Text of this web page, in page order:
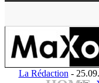
Man – Mark Felt de
La Rédaction -